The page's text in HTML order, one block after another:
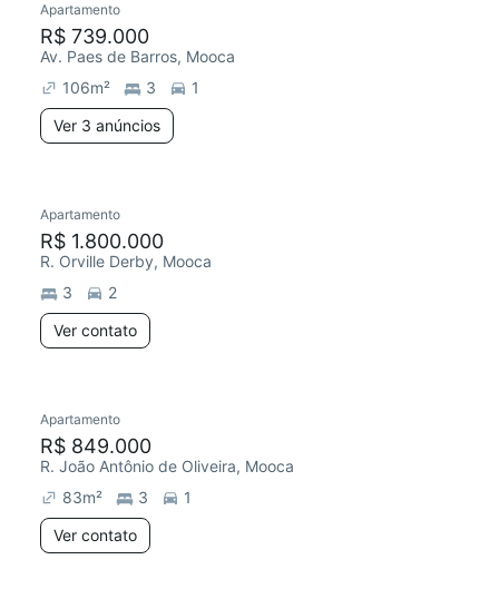
Apartamento
R$ 739.000
Av. Paes de Barros, Mooca
106m² 3
1
Ver 3 anúncios
Apartamento
R$ 1.800.000
R. Orville Derby, Mooca
3
2
Ver contato
Apartamento
R$ 849.000
R. João Antônio de Oliveira, Mooca
83m² 3
1
Ver contato